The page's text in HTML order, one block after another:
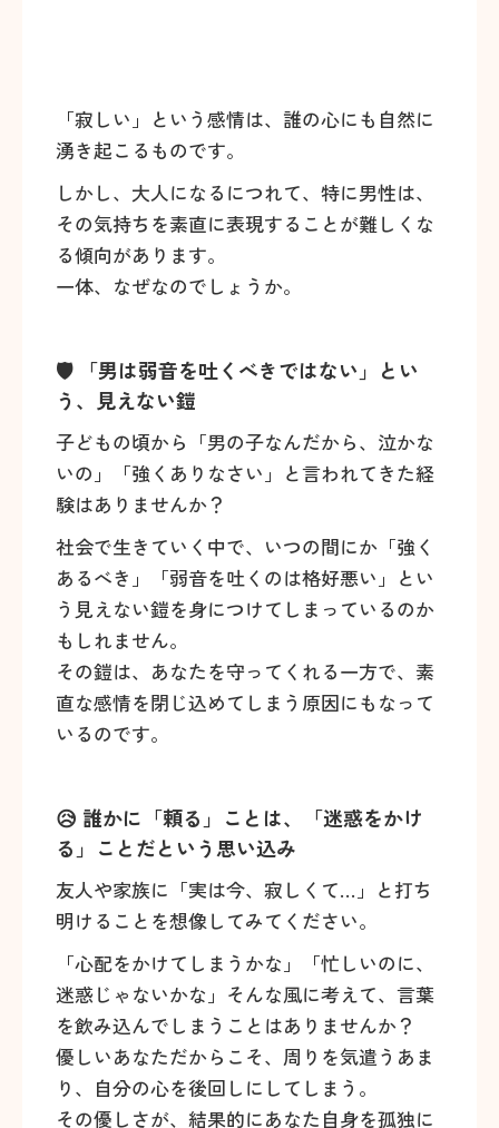
「寂しい」という感情は、誰の心にも自然に
湧き起こるものです。
しかし、大人になるにつれて、特に男性は、
その気持ちを素直に表現することが難しくな
る傾向があります。
一体、なぜなのでしょうか。
🛡️ 「男は弱音を吐くべきではない」とい
う、見えない鎧
子どもの頃から「男の子なんだから、泣かな
いの」「強くありなさい」と言われてきた経
験はありませんか？
社会で生きていく中で、いつの間にか「強く
あるべき」「弱音を吐くのは格好悪い」とい
う見えない鎧を身につけてしまっているのか
もしれません。
その鎧は、あなたを守ってくれる一方で、素
直な感情を閉じ込めてしまう原因にもなって
いるのです。
😥 誰かに「頼る」ことは、「迷惑をかけ
る」ことだという思い込み
友人や家族に「実は今、寂しくて…」と打ち
明けることを想像してみてください。
「心配をかけてしまうかな」「忙しいのに、
迷惑じゃないかな」そんな風に考えて、言葉
を飲み込んでしまうことはありませんか？
優しいあなただからこそ、周りを気遣うあま
り、自分の心を後回しにしてしまう。
その優しさが、結果的にあなた自身を孤独に